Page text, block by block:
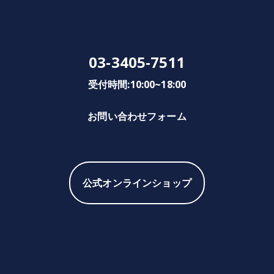
03-3405-7511
受付時間:10:00~18:00
お問い合わせフォーム
公式オンラインショップ